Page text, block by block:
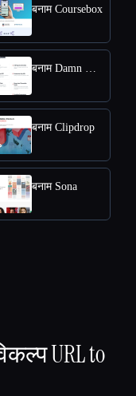
बनाम Coursebox
बनाम Damn Good Tools
बनाम Clipdrop
बनाम Sona
URL to